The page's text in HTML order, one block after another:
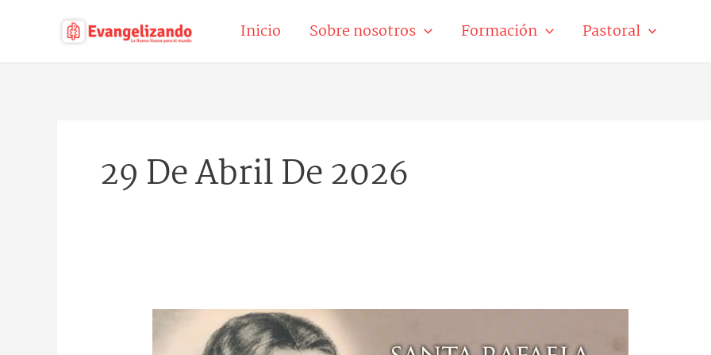
contenido
Inicio Sobre nosotros Formación Pastoral
29 De Abril De 2026
Santa
Rafaela